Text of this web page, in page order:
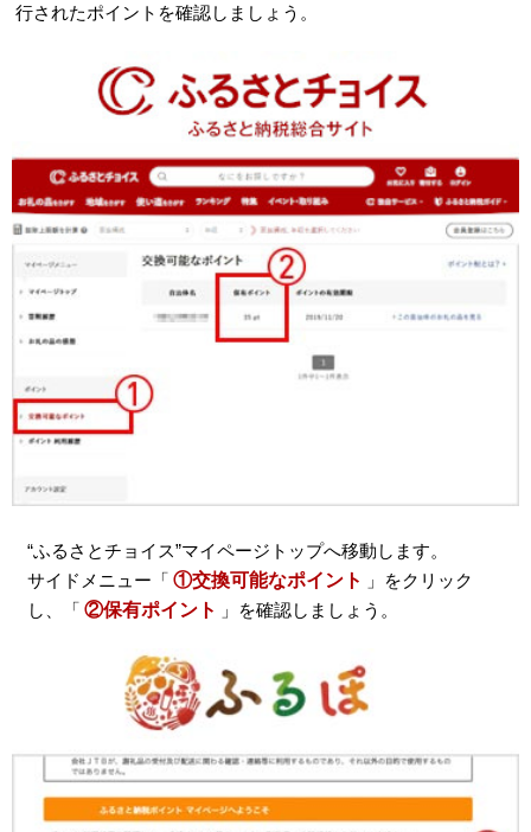
行されたポイントを確認しましょう。
“ふるさとチョイス”マイページトップへ移動します。
サイドメニュー「 ①交換可能なポイント
」をクリック
し、「 ②保有ポイント 」を確認しましょう。